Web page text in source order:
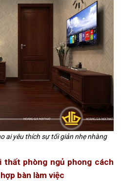
ai yêu thích sự tối giản nhẹ nhàng
thất phòng ngủ phong cách
bàn làm việc